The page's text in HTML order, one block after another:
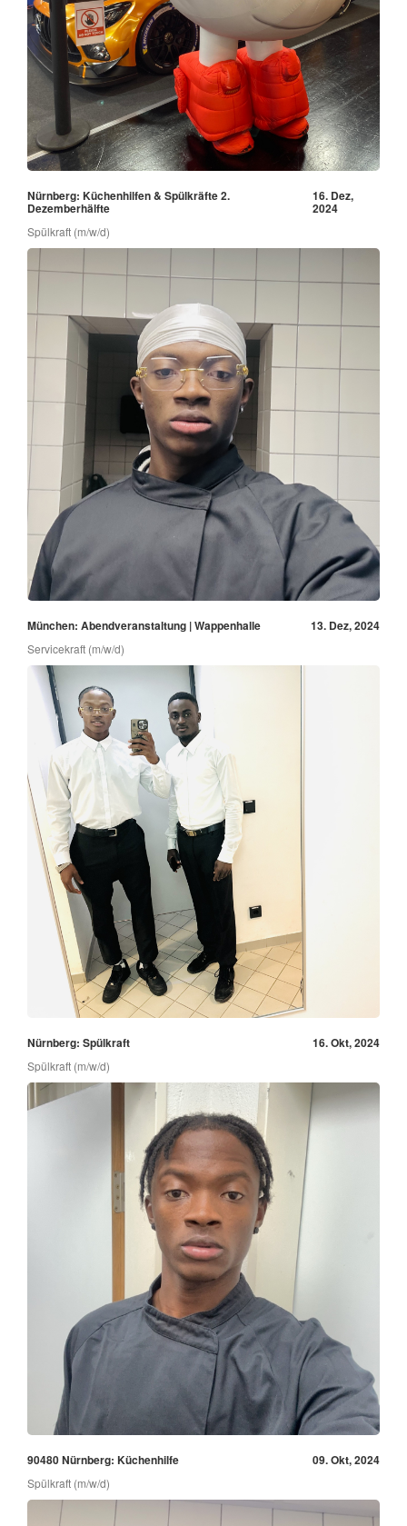
Nürnberg: Küchenhilfen & Spülkräfte 2.
Dezemberhälfte
16. Dez,
2024
Spülkraft (m/w/d)
München: Abendveranstaltung | Wappenhalle 13. Dez, 2024
Servicekraft (m/w/d)
Nürnberg: Spülkraft 16. Okt, 2024
Spülkraft (m/w/d)
90480 Nürnberg: Küchenhilfe 09. Okt, 2024
Spülkraft (m/w/d)